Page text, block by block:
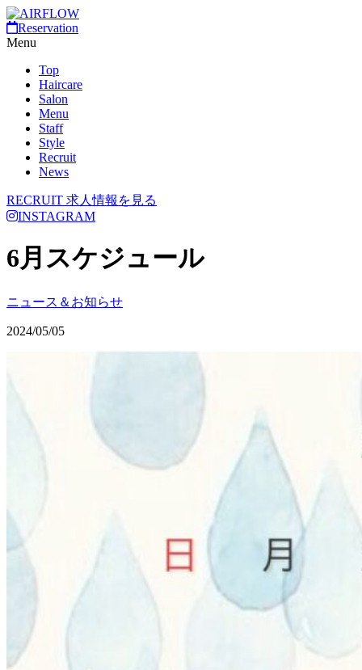
Reservation
Menu
Top
Haircare
Salon
Menu
Staff
Style
Recruit
News
RECRUIT 求人情報を見る
INSTAGRAM
6月スケジュール
ニュース＆お知らせ
2024/05/05